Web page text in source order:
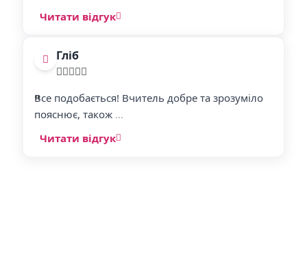
Читати відгук
Гліб
"
Все подобається! Вчитель добре та зрозуміло
пояснює, також ...
Читати відгук
"